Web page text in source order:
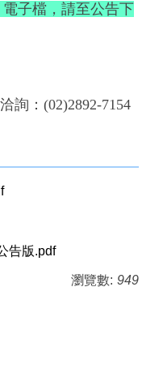
子檔，請至公告下
詢：(02)2892-7154
告版.pdf
瀏覽數: 949